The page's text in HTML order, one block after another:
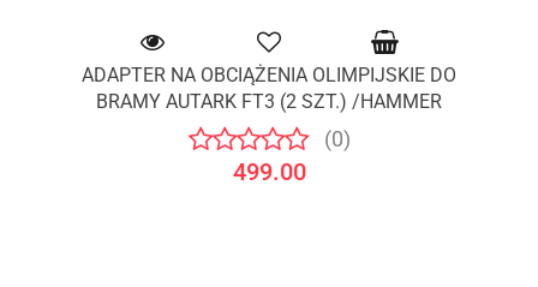
ADAPTER NA OBCIĄŻENIA OLIMPIJSKIE DO
BRAMY AUTARK FT3 (2 SZT.) /HAMMER
(0)
499.00